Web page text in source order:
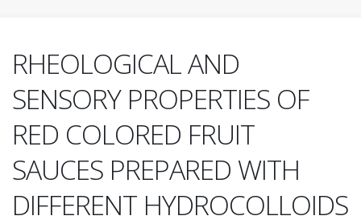
RHEOLOGICAL AND
SENSORY PROPERTIES OF
RED COLORED FRUIT
SAUCES PREPARED WITH
DIFFERENT HYDROCOLLOIDS